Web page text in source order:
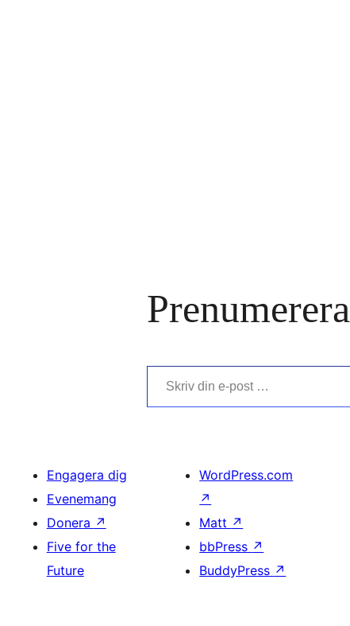
Prenumerera
Skriv din e-post …
Engagera dig
Evenemang
Donera ↗
Five for the
Future
WordPress.com
↗
Matt ↗
bbPress ↗
BuddyPress ↗